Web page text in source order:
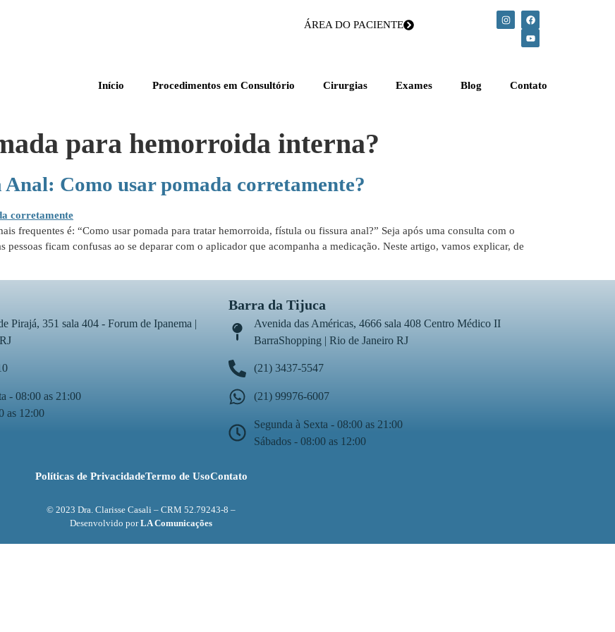
ÁREA DO PACIENTE
Início Procedimentos em Consultório Cirurgias Exames Blog Contato
para hemorroida interna?
Como usar pomada corretamente?
frequentes é: “Como usar pomada para tratar hemorroida, fístula ou fissura anal?” Seja após uma consulta com o
ficam confusas ao se deparar com o aplicador que acompanha a medicação. Neste artigo, vamos explicar, de
Pirajá, 351 sala 404 - Forum de Ipanema |
- 08:00 as 21:00
as 12:00
Barra da Tijuca
Avenida das Américas, 4666 sala 408 Centro Médico II
BarraShopping | Rio de Janeiro RJ
(21) 3437-5547
(21) 99976-6007
Segunda à Sexta - 08:00 as 21:00
Sábados - 08:00 as 12:00
Políticas de PrivacidadeTermo de UsoContato
© 2023 Dra. Clarisse Casali – CRM 52.79243-8 –
Desenvolvido porLA Comunicações